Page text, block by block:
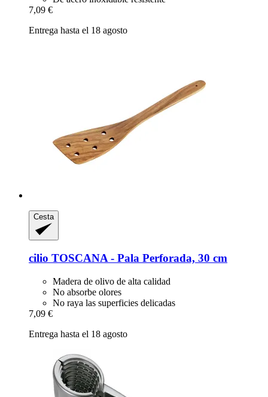
7,09 €
Entrega hasta el 18 agosto
Cesta
cilio TOSCANA -​ Pala Perforada, 30 cm
Madera de olivo de alta calidad
No absorbe olores
No raya las superficies delicadas
7,09 €
Entrega hasta el 18 agosto